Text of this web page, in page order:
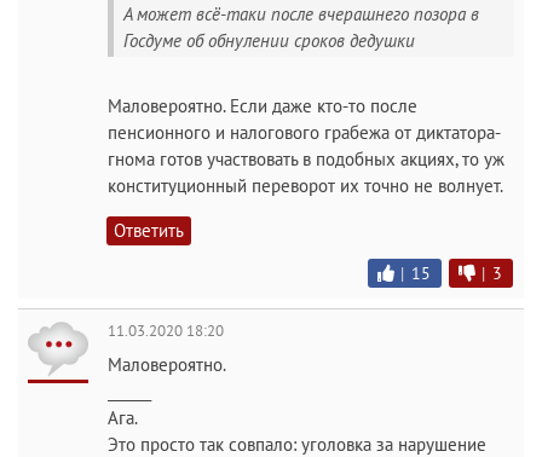
А может всё-таки после вчерашнего позора в
Госдуме об обнулении сроков дедушки
Маловероятно. Если даже кто-то после
пенсионного и налогового грабежа от диктатора-
гнома готов участвовать в подобных акциях, то уж
конституционный переворот их точно не волнует.
Ответить
| 15 | 3
11.03.2020 18:20
Маловероятно.
Ага.
Это просто так совпало: уголовка за нарушение